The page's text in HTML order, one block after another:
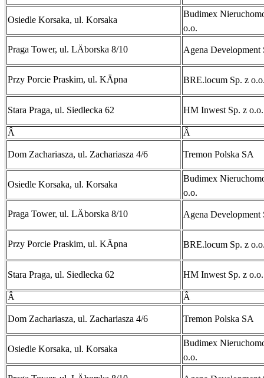
Osiedle Korsaka, ul. Korsaka
Budimex
o.o.
Praga Tower, ul. LÄborska 8/10 Agena Development
Przy Porcie Praskim, ul. KÄpna BRE.locum Sp. z
Stara Praga, ul. Siedlecka 62 HM Inwest Sp. z o.o.
Â Â
Dom Zachariasza, ul. Zachariasza 4/6 Tremon Polska SA
Osiedle Korsaka, ul. Korsaka
Budimex
o.o.
Praga Tower, ul. LÄborska 8/10 Agena Development
Przy Porcie Praskim, ul. KÄpna BRE.locum Sp. z
Stara Praga, ul. Siedlecka 62 HM Inwest Sp. z o.o.
Â Â
Dom Zachariasza, ul. Zachariasza 4/6 Tremon Polska SA
Osiedle Korsaka, ul. Korsaka
Budimex
o.o.